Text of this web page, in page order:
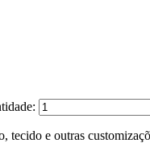
tecido e outras